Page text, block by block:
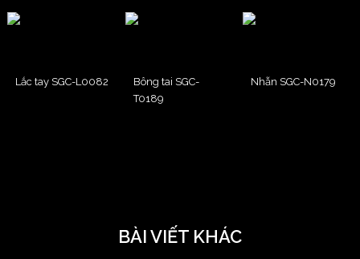
Lắc tay SGC-L0082
Bông tai SGC-
T0189
Nhẫn SGC-N0179
BÀI VIẾT KHÁC